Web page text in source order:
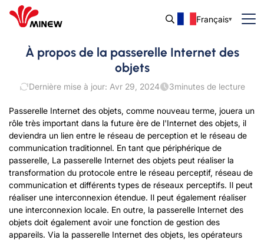
Français
À propos de la passerelle Internet des
objets
Dernière mise à jour: Avr 29, 2024 3minutes de lecture
Passerelle Internet des objets, comme nouveau terme, jouera un
rôle très important dans la future ère de l'Internet des objets, il
deviendra un lien entre le réseau de perception et le réseau de
communication traditionnel. En tant que périphérique de
passerelle, La passerelle Internet des objets peut réaliser la
transformation du protocole entre le réseau perceptif, réseau de
communication et différents types de réseaux perceptifs. Il peut
réaliser une interconnexion étendue. Il peut également réaliser
une interconnexion locale. En outre, la passerelle Internet des
objets doit également avoir une fonction de gestion des
appareils. Via la passerelle Internet des objets, les opérateurs